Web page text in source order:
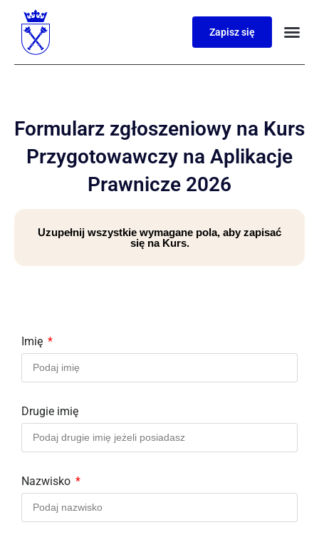
Zapisz się
Formularz zgłoszeniowy na Kurs
Przygotowawczy na Aplikacje
Prawnicze 2026
Uzupełnij wszystkie wymagane pola, aby zapisać
się na Kurs.
Imię
Drugie imię
Nazwisko